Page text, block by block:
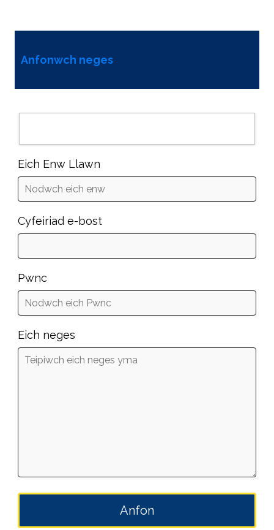
Anfonwch neges
Eich Enw Llawn
Cyfeiriad e-bost
Pwnc
Eich neges